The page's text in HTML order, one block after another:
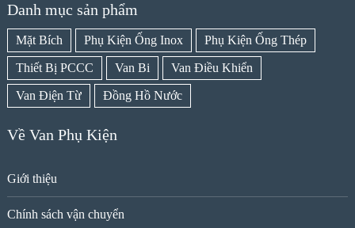
Danh mục sản phẩm
Mặt Bích Phụ Kiện Ống Inox Phụ Kiện Ống Thép
Thiết Bị PCCC Van Bi Van Điều Khiển
Van Điện Từ Đồng Hồ Nước
Về Van Phụ Kiện
Giới thiệu
Chính sách vận chuyển